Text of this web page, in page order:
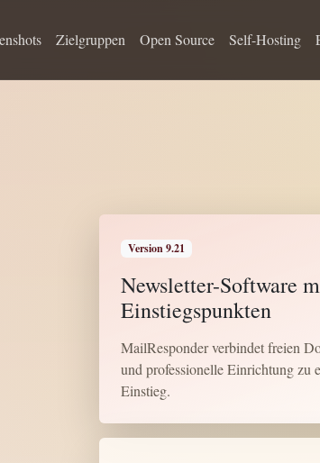
Zielgruppen Open Source Self-Hosting
Version 9.21
Newsletter-Software
Einstiegspunkten
MailResponder verbindet freien
und professionelle Einrichtung zu
Einstieg.